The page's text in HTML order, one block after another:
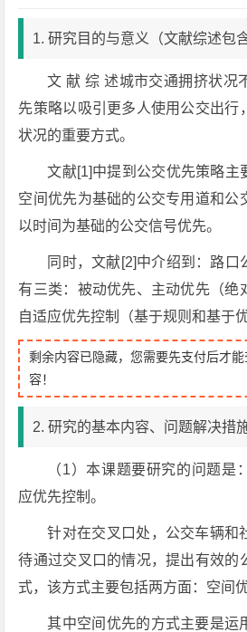
1. 研究目的与意义（文献综述包
文 献 综 述城市交通拥挤状况
先策略以吸引更多人使用公交出行
状况的重要方式。
文献[1]中提到公交优先策略主
空间优先为基础的公交专用道和公
以时间为基础的公交信号优先。
同时，文献[2]中介绍到：路口
有三类：被动优先、主动优先（绝
自适应优先控制（基于规则和基于
剩余内容已隐藏，您需要先支付后才
容！
2. 研究的基本内容、问题解决措
（1）本课题要研究的问题是
应优先控制。
针对在交叉口处，公交车辆和
待通过交叉口的情况，提出有效的
式，该方式主要包括两方面：空间
其中空间优先的方式主要是运